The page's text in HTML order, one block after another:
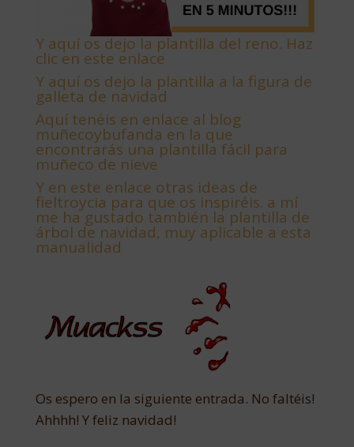
Y aquí os dejo la plantilla del reno. Haz
clic en este enlace
Y aquí os dejo la plantilla a la figura de
galleta de navidad
Aquí tenéis en enlace al blog
muñecoybufanda en la que
encontrarás una plantilla fácil para
muñeco de nieve
Y en este enlace otras ideas de
fieltroycia para que os inspiréis. a mí
me ha gustado también la plantilla de
árbol de navidad, muy aplicable a esta
manualidad
Os espero en la siguiente entrada. No faltéis!
Ahhhh! Y feliz navidad!